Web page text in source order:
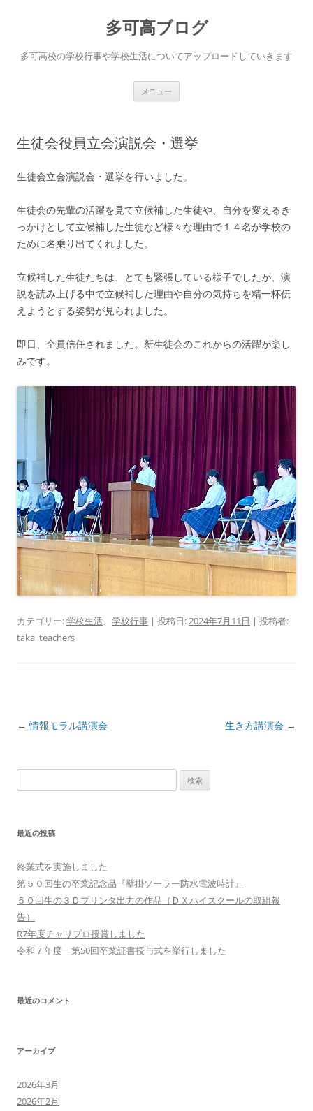
へ
ス
多可高ブログ
多可高校の学校行事や学校生活についてアップロードしていきます
メニュー
生徒会役員立会演説会・選挙
生徒会立会演説会・選挙を行いました。
生徒会の先輩の活躍を見て立候補した生徒や、自分を変えるき
っかけとして立候補した生徒など様々な理由で１４名が学校の
ために名乗り出てくれました。
立候補した生徒たちは、とても緊張している様子でしたが、演
説を読み上げる中で立候補した理由や自分の気持ちを精一杯伝
えようとする姿勢が見られました。
即日、全員信任されました。新生徒会のこれからの活躍が楽し
みです。
カテゴリー:学校生活、 学校行事 | 投稿日:2024年7月11日 | 投稿者:
taka_teachers
投
ョ
ン
← 情報モラル講演会 生き方講演会 →
索:
最近の投稿
終業式を実施しました
第５０回生の卒業記念品『壁掛ソーラー防水電波時計』
５０回生の３Ｄプリンタ出力の作品（ＤＸハイスクールの取組報
告）
R7年度チャリプロ授賞しました
令和７年度 第50回卒業証書授与式を挙行しました
最近のコメント
アーカイブ
2026年3月
2026年2月